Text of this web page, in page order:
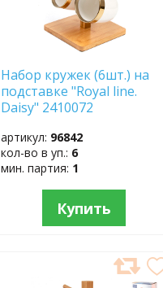
Набор кружек (6шт.) на
подставке "Royal line.
Daisy" 2410072
артикул: 96842
кол-во в уп.: 6
мин. партия: 1
Купить